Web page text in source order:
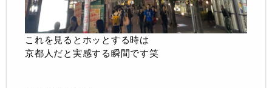
これを見るとホッとする時は
京都人だと実感する瞬間です笑